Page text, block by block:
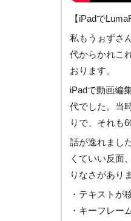
【iPadで
私もうぉずさ
代からかれこ
おります。
iPadで動画編
代でした。当
りで、それも
話が逸れまし
くていい反面
りなさがあり
・テキストが
・キーフレー